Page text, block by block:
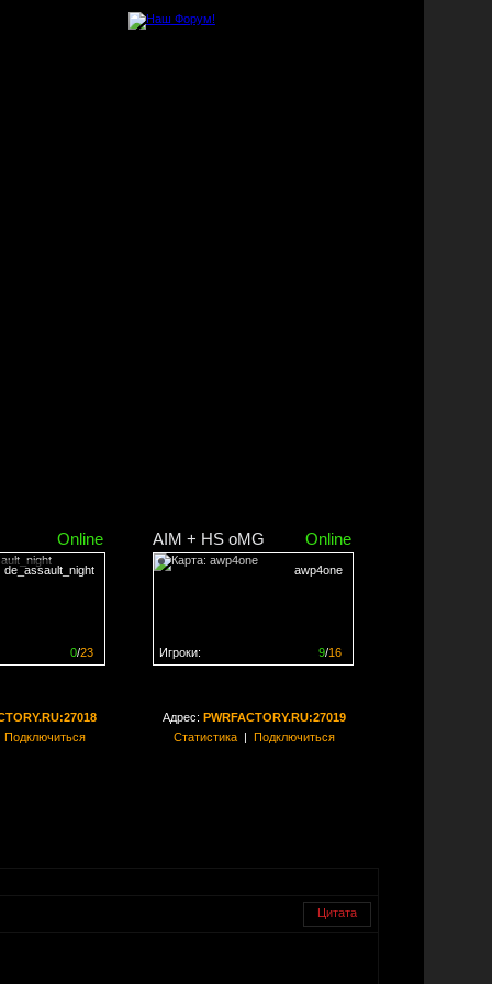
Online
de_assault_night
0/23
AIM + HS oMG Online
awp4one
9/16
Игроки:
Подключиться
Адрес: PWRFACTORY.RU:27019
Статистика| Подключиться
Цитата